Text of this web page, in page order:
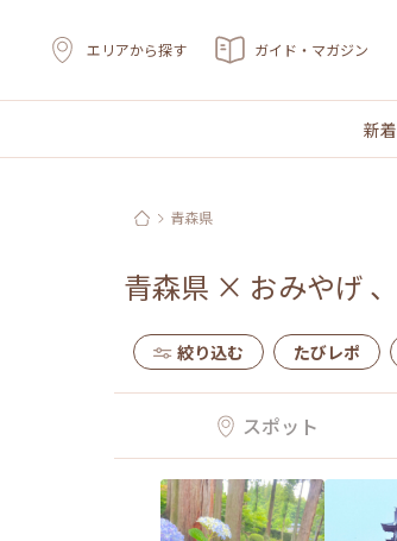
エリアから探す ガイド・マガジン
新着
青森県
青森県 × おみやげ 、
絞り込む たびレポ
スポット